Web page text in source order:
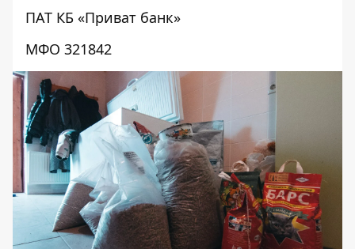
ПАТ КБ «Приват банк»
МФО 321842